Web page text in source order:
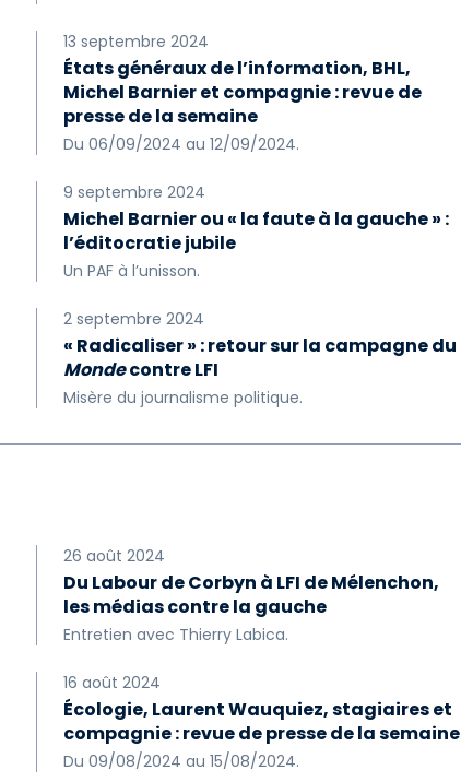
13 septembre 2024
États généraux de l’information, BHL,
Michel Barnier et compagnie : revue de
presse de la semaine
Du 06/09/2024 au 12/09/2024.
9 septembre 2024
Michel Barnier ou « la faute à la gauche » :
l’éditocratie jubile
Un PAF à l’unisson.
2 septembre 2024
« Radicaliser » : retour sur la campagne du
Mondecontre LFI
Misère du journalisme politique.
26 août 2024
Du Labour de Corbyn à LFI de Mélenchon,
les médias contre la gauche
Entretien avec Thierry Labica.
16 août 2024
Écologie, Laurent Wauquiez, stagiaires et
compagnie : revue de presse de la semaine
Du 09/08/2024 au 15/08/2024.